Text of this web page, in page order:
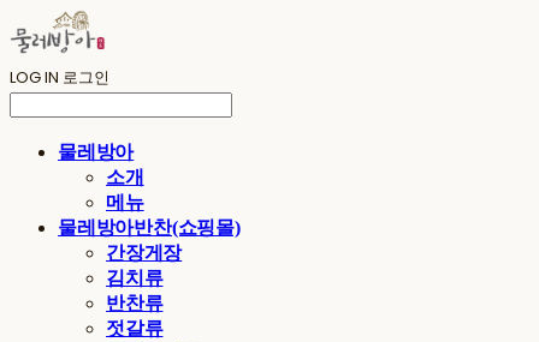
LOG IN 로그인
물레방아
소개
메뉴
물레방아반찬(쇼핑몰)
간장게장
김치류
반찬류
젓갈류